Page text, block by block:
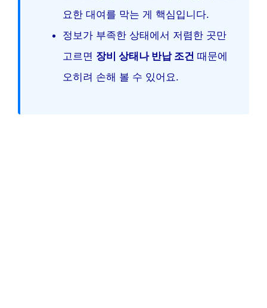
요한 대여를 막는 게 핵심입니다.
정보가 부족한 상태에서 저렴한 곳만
고르면 장비 상태나 반납 조건 때문에
오히려 손해 볼 수 있어요.